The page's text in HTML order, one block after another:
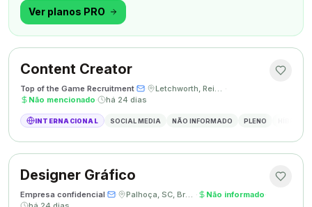
na memória.
Ver planos PRO
Content Creator
Top of the Game Recruitment· · Letchworth, Reino Unido ·
Não mencionado· há 24 dias
INTERNACIONAL SOCIAL MEDIA NÃO INFORMADO PLENO
Designer Gráfico
Empresa confidencial· · Palhoça, SC, Brasil · Não informado·